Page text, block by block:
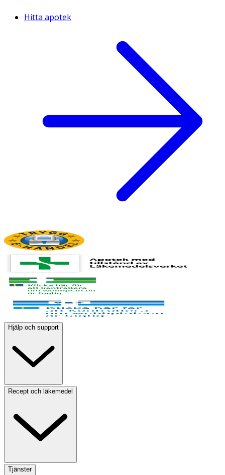
Hitta apotek
Hjälp och support
Recept och läkemedel
Tjänster